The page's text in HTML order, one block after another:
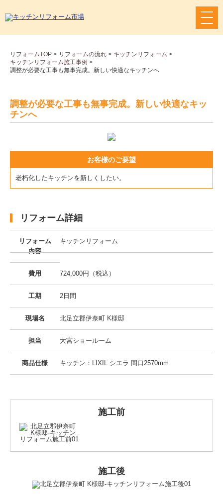
メ
ニ
リフォームTOP > リフォームの流れ > キッチンリフォーム >
キッチンリフォーム施工事例 >
調整が必要な工事も無事完成。新しい快適なキッチンへ
調整が必要な工事も無事完成。新しい快適なキッ
チンへ
お客様のご要望
老朽化したキッチンを新しくしたい。
リフォーム詳細
リフォーム
内容
キッチンリフォーム
費用 724,000円（税込）
工期 2日間
現場名 北足立郡伊奈町 K様邸
担当 大宮ショールーム
商品仕様 キッチン：LIXIL シエラ 間口2570mm
施工前
施工後